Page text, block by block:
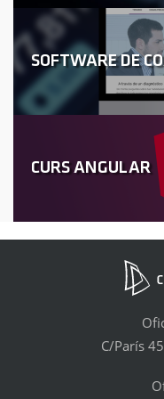
SOFTWARE DE
CURS ANGULAR
C/París